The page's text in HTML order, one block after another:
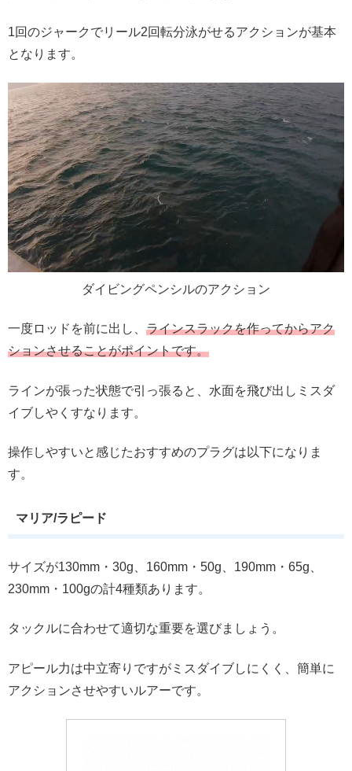
1回のジャークでリール2回転分泳がせるアクションが基本
となります。
ダイビングペンシルのアクション
一度ロッドを前に出し、 ラインスラックを作ってからアク
ションさせることがポイントです。
ラインが張った状態で引っ張ると、水面を飛び出しミスダ
イブしやくすなります。
操作しやすいと感じたおすすめのプラグは以下になりま
す。
マリア/ラピード
サイズが130mm・30g、160mm・50g、190mm・65g、
230mm・100gの計4種類あります。
タックルに合わせて適切な重要を選びましょう。
アピール力は中立寄りですがミスダイブしにくく、簡単に
アクションさせやすいルアーです。